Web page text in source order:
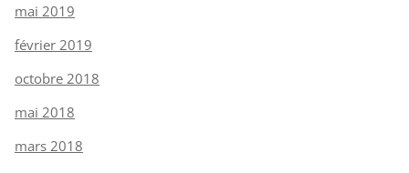
mai 2019
février 2019
octobre 2018
mai 2018
mars 2018